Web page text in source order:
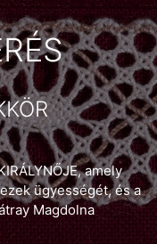
amely
ügyességét, és a
Magdolna